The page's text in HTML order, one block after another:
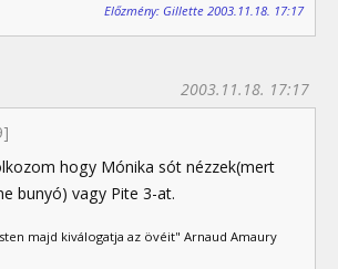
Előzmény: Gillette 2003.11.18. 17:17
2003.11.18. 17:17
hogy Mónika sót nézzek(mert
bunyó) vagy Pite 3-at.
majd kiválogatja az övéit" Arnaud Amaury